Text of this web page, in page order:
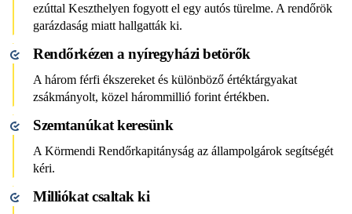
ezúttal Keszthelyen fogyott el egy autós türelme. A rendőrök
garázdaság miatt hallgatták ki.
Rendőrkézen a nyíregyházi betörők
A három férfi ékszereket és különböző értéktárgyakat
zsákmányolt, közel hárommillió forint értékben.
Szemtanúkat keresünk
A Körmendi Rendőrkapitányság az állampolgárok segítségét
kéri.
Milliókat csaltak ki